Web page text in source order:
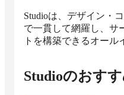
Studioは、デザイン・
で一貫して網羅し、サ
トを構築できるオール
Studioのおす